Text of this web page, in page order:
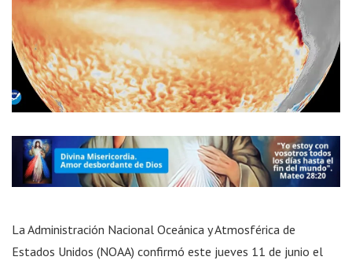
La Administración Nacional Oceánica y Atmosférica de
Estados Unidos (NOAA) confirmó este jueves 11 de junio el